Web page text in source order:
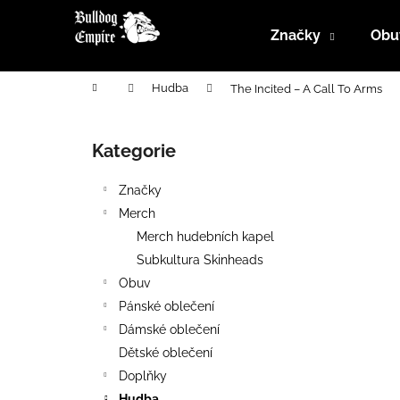
Značky
Domů Hudba The Incited ‎– A Call To Arms
Přeskočit
kategorie
Kategorie
Značky
Merch
Merch hudebních kapel
Subkultura Skinheads
Obuv
Pánské oblečení
Dámské oblečení
Dětské oblečení
Doplňky
í
Zpět
do
Zpět
do